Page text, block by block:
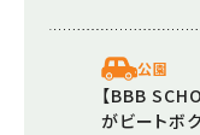
公園
【BBB
がビートボ